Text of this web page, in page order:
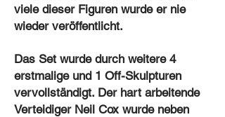
viele dieser Figuren wurde er nie
wieder veröffentlicht.
Das Set wurde durch weitere 4
erstmalige und 1 Off-Skulpturen
vervollständigt. Der hart arbeitende
Verteidiger Neil Cox wurde neben